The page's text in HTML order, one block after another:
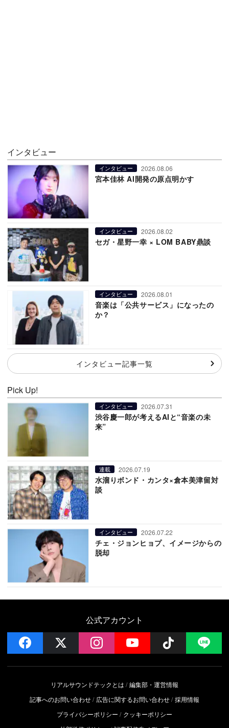
インタビュー
インタビュー 2026.08.06
宮本佳林 AI開発の原点明かす
インタビュー 2026.08.02
セガ・星野一幸 × LOM BABY鼎談
インタビュー 2026.08.01
音楽は「公共サービス」になったの
か？
インタビュー記事一覧
Pick Up!
インタビュー 2026.07.31
渋谷慶一郎が考えるAIと“音楽の未
来”
連載 2026.07.19
水溜りボンド・カンタ×倉本美津留対
談
インタビュー 2026.07.22
チェ・ジョンヒョプ、イメージからの
脱却
公式アカウント
facebook instagramYouTube Follow
リアルサウンドテックとは
編集部・運営情報
記事へのお問い合わせ
広告に関するお問い合わせ 採用情報
プライバシーポリシー
クッキーポリシー